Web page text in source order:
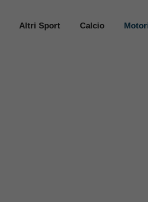
Altri Sport Calcio